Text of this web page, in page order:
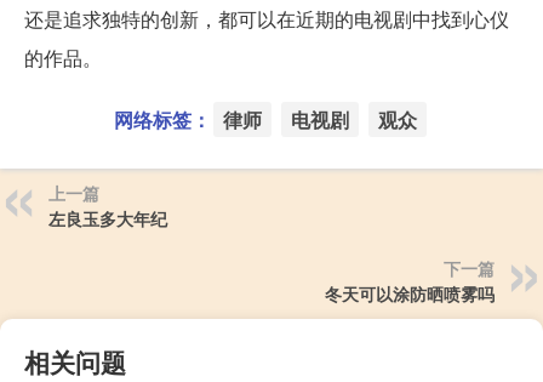
还是追求独特的创新，都可以在近期的电视剧中找到心仪
的作品。
网络标签： 律师 电视剧 观众
上一篇
左良玉多大年纪
下一篇
冬天可以涂防晒喷雾吗
相关问题